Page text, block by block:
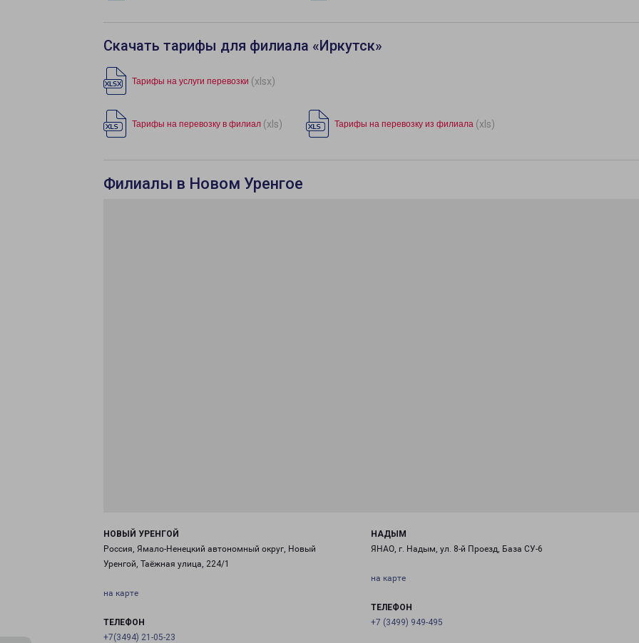
Скачать тарифы для филиала «Иркутск»
Тарифы на услуги перевозки (xlsx)
Тарифы на перевозку в филиал (xls) Тарифы на перевозку из филиала (xls)
Филиалы в Новом Уренгое
НОВЫЙ УРЕНГОЙ
Россия, Ямало-Ненецкий автономный округ, Новый
Уренгой, Таёжная улица, 224/1
на карте
ТЕЛЕФОН
+7(3494) 21-05-23
НАДЫМ
ЯНАО, г. Надым, ул. 8-й Проезд, База СУ-6
на карте
ТЕЛЕФОН
+7 (3499) 949-495